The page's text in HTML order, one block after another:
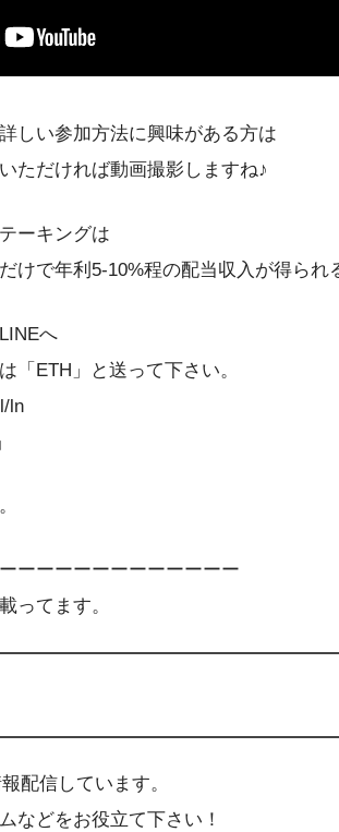
しい参加方法に興味がある方は
ただければ動画撮影しますね♪
ーキングは
けで年利5-10%程の配当収入が得られ
へ
「ETH」と送って下さい。
ln
ーーーーーーーーーーーー
ってます。
配信しています。
などをお役立て下さい！